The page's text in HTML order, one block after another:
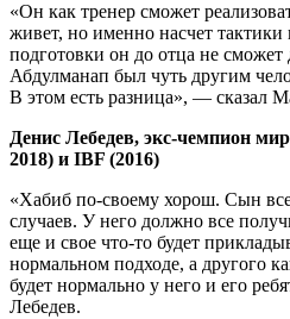
«Он как тренер сможет
живет, но именно насчет тактики
подготовки он до отца не
Абдулманап был чуть другим
В этом есть разница», — сказал
Денис Лебедев, экс-чемпион
2018) и IBF (2016)
«Хабиб по-своему хорош. Сын
случаев. У него должно все
еще и свое что-то будет
нормальном подходе, а другого
будет нормально у него и его
Лебедев.